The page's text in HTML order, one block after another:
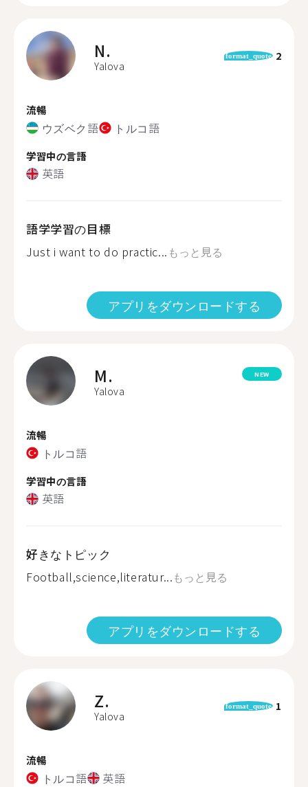
N.
Yalova
format_quote 2
流暢
ウズベク語 トルコ語
学習中の言語
英語
語学学習の目標
Just i want to do practic... もっと見る
アプリをダウンロードする
M.
Yalova
NEW
流暢
トルコ語
学習中の言語
英語
好きなトピック
Football,science,literatur...もっと見る
アプリをダウンロードする
Z.
Yalova
format_quote 1
流暢
トルコ語 英語